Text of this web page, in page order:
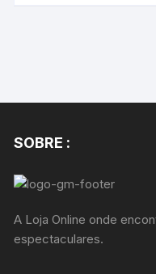
SOBRE :
A Loja Online onde
espectaculares.